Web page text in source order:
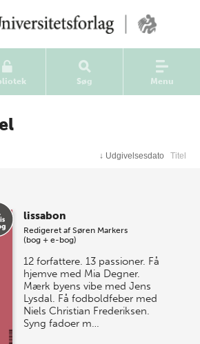
Søg Menu
↓ Udgivelsesdato Titel
lissabon
Redigeret afSøren Markers
(bog + e-bog)
12 forfattere. 13 passioner. Få
hjemve med Mia Degner.
Mærk byens vibe med Jens
Lysdal. Få fodboldfeber med
Niels Christian Frederiksen.
Syng fadoer m…